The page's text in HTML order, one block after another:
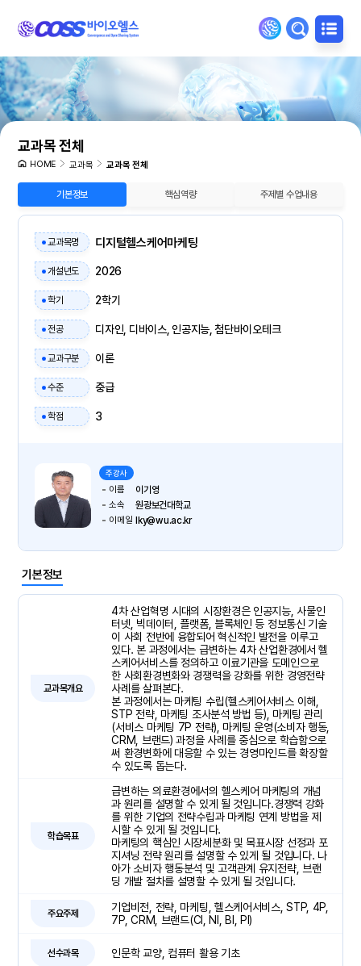
교과목 전체
HOME 교과목 교과목 전체
기본정보
교과목개요
4차 산업혁명 시대의 시장환경은 인공지능, 사물인
터넷, 빅데이터, 플랫폼, 블록체인 등 정보통신 기술
이 사회 전반에 융합되어 혁신적인 발전을 이루고
있다. 본 과정에서는 급변하는 4차 산업환경에서 헬
스케어서비스를 정의하고 이료기관을 도메인으로
한 사회환경변화와 경쟁력을 강화를 위한 경영전략
사례를 살펴본다.
본 과정에서는 마케팅 수립(헬스케어서비스 이해,
STP 전략, 마케팅 조사분석 방법 등), 마케팅 관리
(서비스 마케팅 7P 전략), 마케팅 운영(소비자 행동,
CRM, 브랜드) 과정을 사례를 중심으로 학습함으로
써 환경변화에 대응할 수 있는 경영마인드를 확장할
수 있도록 돕는다.
학습목표
급변하는 의료환경에서의 헬스케어 마케팅의 개념
과 원리를 설명할 수 있게 될 것입니다.경쟁력 강화
를 위한 기업의 전략수립과 마케팅 연계 방법을 제
시할 수 있게 될 것입니다.
마케팅의 핵심인 시장세분화 및 목표시장 선정과 포
지셔닝 전략 원리를 설명할 수 있게 될 것입니다. 나
아가 소비자 행동분석 및 고객관계 유지전략, 브랜
딩 개발 절차를 설명할 수 있게 될 것입니다.
주요주제
기업비전, 전략, 마케팅, 헬스케어서비스, STP, 4P,
7P, CRM, 브랜드(CI, NI, BI, PI)
선수과목 인문학 교양, 컴퓨터 활용 기초
기본정보 핵심역량 주제별 수업내용
교과목명 디지털헬스케어마케팅
개설년도 2026
학기 2학기
전공 디자인, 디바이스, 인공지능, 첨단바이오테크
교과구분 이론
수준 중급
학점 3
주강사
이름 이기영
소속 원광보건대학교
이메일 lky@wu.ac.kr